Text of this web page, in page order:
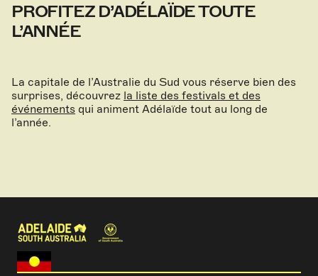
PROFITEZ D’ADÉLAÏDE TOUTE
L’ANNÉE
La capitale de l’Australie du Sud vous réserve bien des
surprises, découvrez la liste des festivals et des
événements qui animent Adélaïde tout au long de
l’année.